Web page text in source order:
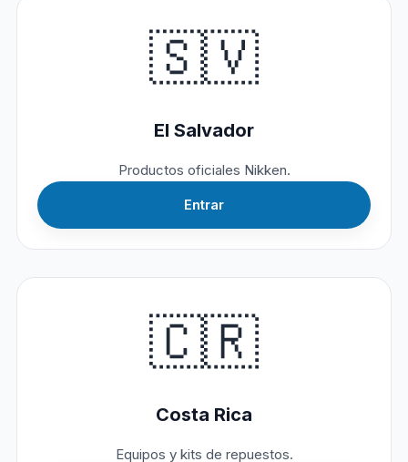
🇸🇻
El Salvador
Productos oficiales Nikken.
Entrar
🇨🇷
Costa Rica
Equipos y kits de repuestos.